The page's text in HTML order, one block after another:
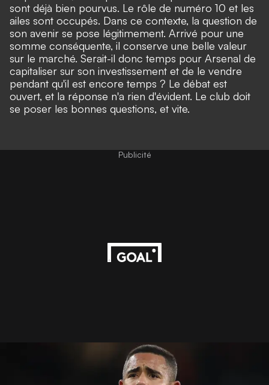
sont déjà bien pourvus. Le rôle de numéro 10 et les
ailes sont occupés. Dans ce contexte, la question de
son avenir se pose légitimement. Arrivé pour une
somme conséquente, il conserve une belle valeur
sur le marché. Serait-il donc temps pour Arsenal de
capitaliser sur son investissement et de le vendre
pendant qu'il est encore temps ? Le débat est
ouvert, et la réponse n'a rien d'évident. Le club doit
se poser les bonnes questions, et vite.
Publicité